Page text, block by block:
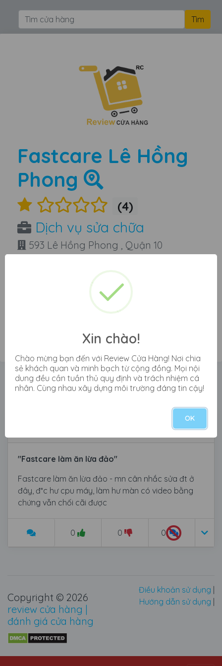
Fastcare Lê Hồng
Phong
(4)
Dịch vụ sửa chữa
593 Lê Hồng Phong , Quận 10
fastcare.vn
đánh giá cửa hàng
fastcare lê hồng phong
Xem tất cả đánh giá cửa hàng
Fastcare Lê Hồng Phong
2 tháng trước
"Fastcare làm ăn lừa đảo"
Fastcare làm ăn lừa đảo - mn cân nhắc sửa đt ở
đây, đ*c hư cpu máy, làm hư màn có video bằng
chứng vẫn chối cãi được
0 0 0
Copyright © 2026
review cửa hàng |
đánh giá cửa hàng
Điều khoản sử dụng
Hướng dẫn sử dụng
Xin chào!
Chào mừng bạn đến với Review Cửa Hàng! Nơi chia
sẻ khách quan và minh bạch từ cộng đồng. Mọi nội
dung đều cần tuần thủ quy định và trách nhiệm cá
nhân. Cùng nhau xây dựng môi trường đáng tin cậy!
OK